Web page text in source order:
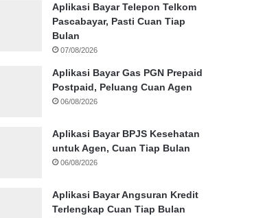
Aplikasi Bayar Telepon Telkom
Pascabayar, Pasti Cuan Tiap
Bulan
07/08/2026
Aplikasi Bayar Gas PGN Prepaid
Postpaid, Peluang Cuan Agen
06/08/2026
Aplikasi Bayar BPJS Kesehatan
untuk Agen, Cuan Tiap Bulan
06/08/2026
Aplikasi Bayar Angsuran Kredit
Terlengkap Cuan Tiap Bulan